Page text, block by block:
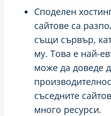
Споделен
сайтове са
същи сървър,
му. Това е най-
може да доведе
съседните
много ресурси.